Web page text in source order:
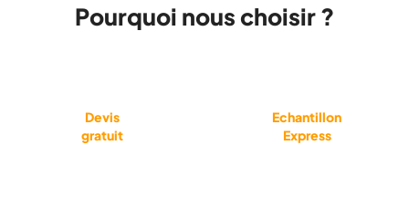
Pourquoi nous choisir ?
Devis
gratuit
Echantillon
Express